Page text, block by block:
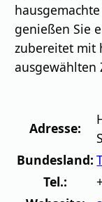
genießen Sie
zubereitet mit
ausgewählten
Adresse:
Bundesland:
Tel.: